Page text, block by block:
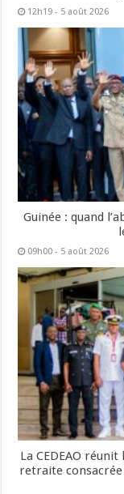
12h19 - 5 août 2026
Guinée : quand
09h00 - 5 août 2026
La CEDEAO
retraite